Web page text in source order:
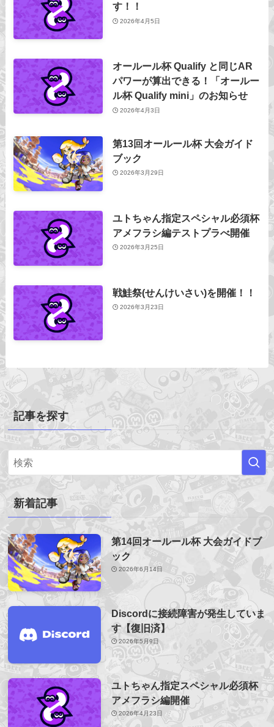
す！！
2026年4月5日
オールール杯 Qualify と同じAR
パワーが算出できる！「オールー
ル杯 Qualify mini」のお知らせ
2026年4月3日
第13回オールール杯 大会ガイド
ブック
2026年3月29日
ユトちゃん指定スペシャル必須杯
アメフラシ編テストプラべ開催
2026年3月25日
戦鮭祭(せんけいさい)を開催！！
2026年3月23日
記事を探す
新着記事
第14回オールール杯 大会ガイドブ
ック
2026年6月14日
Discordに接続障害が発生していま
す【復旧済】
2026年5月9日
ユトちゃん指定スペシャル必須杯
アメフラシ編開催
2026年4月23日